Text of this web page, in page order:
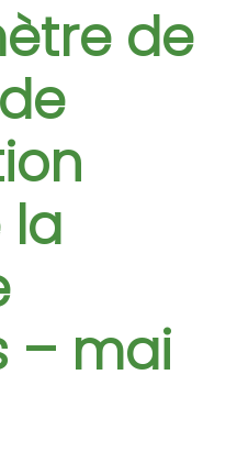
de
la
– mai